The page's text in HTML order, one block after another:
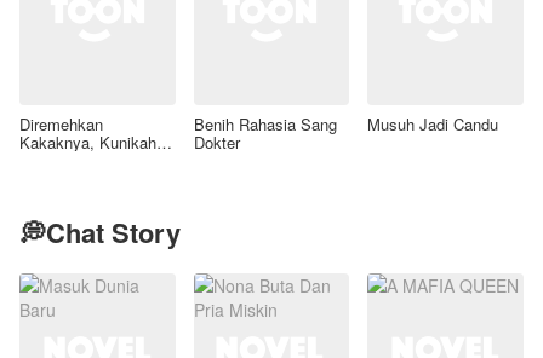
Diremehkan
Kakaknya, Kunikahi
Benih Rahasia Sang
Dokter
Musuh Jadi Candu
💭Chat Story